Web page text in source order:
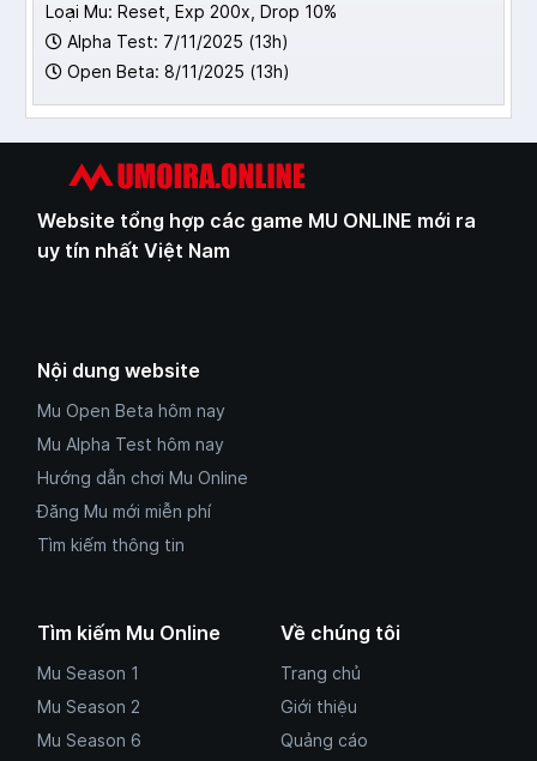
Loại Mu: Reset, Exp 200x, Drop 10%
Alpha Test: 7/11/2025 (13h)
Open Beta: 8/11/2025 (13h)
Website tổng hợp các game MU ONLINE mới ra
uy tín nhất Việt Nam
Nội dung website
Mu Open Beta hôm nay
Mu Alpha Test hôm nay
Hướng dẫn chơi Mu Online
Đăng Mu mới miễn phí
Tìm kiếm thông tin
Tìm kiếm Mu Online
Mu Season 1
Mu Season 2
Mu Season 6
Về chúng tôi
Trang chủ
Giới thiệu
Quảng cáo